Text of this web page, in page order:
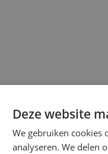
Deze website
We gebruiken cookies
analyseren. We delen